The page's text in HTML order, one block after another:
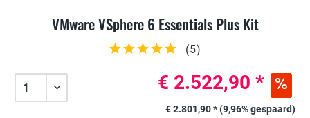
VMware VSphere 6 Essentials Plus Kit
(5)
€ 2.522,90 *
€ 2.801,90 *(9,96% gespaard)